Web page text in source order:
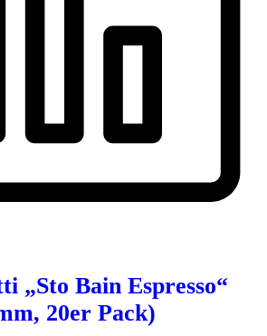
„Sto Bain Espresso“
20er Pack)